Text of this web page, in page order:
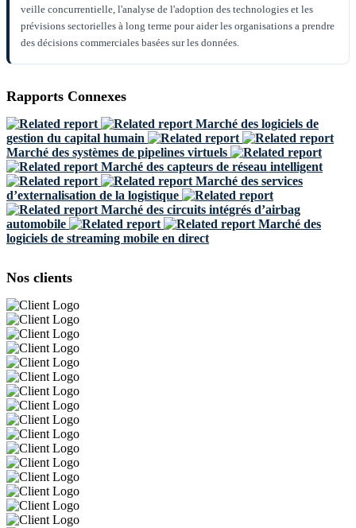
veille concurrentielle, l'analyse de l'adoption des technologies et les
prévisions sectorielles à long terme pour aider les organisations a prendre
des décisions commerciales basées sur les données.
Rapports Connexes
Marché des logiciels de
gestion du capital humain
Marché des systèmes de pipelines virtuels
Marché des capteurs de réseau intelligent
Marché des services
d’externalisation de la logistique
Marché des circuits intégrés d’airbag
automobile
Marché des
logiciels de streaming mobile en direct
Nos clients